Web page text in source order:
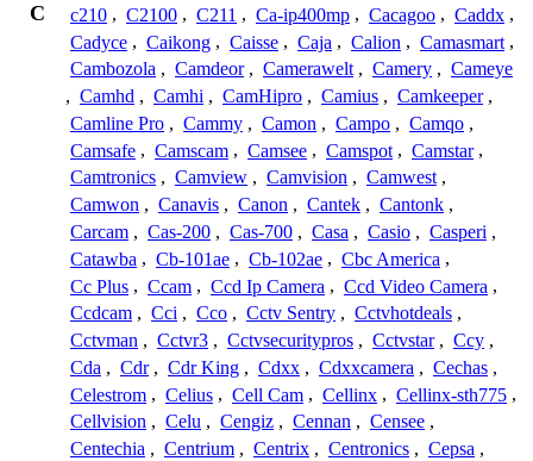
C c210 , C2100 , C211 , Ca-ip400mp , Cacagoo , Caddx ,
Cadyce , Caikong , Caisse , Caja , Calion , Camasmart ,
Cambozola , Camdeor , Camerawelt , Camery , Cameye
, Camhd , Camhi , CamHipro , Camius , Camkeeper ,
Camline Pro , Cammy , Camon , Campo , Camqo ,
Camsafe , Camscam , Camsee , Camspot , Camstar ,
Camtronics , Camview , Camvision , Camwest ,
Camwon , Canavis , Canon , Cantek , Cantonk ,
Carcam , Cas-200 , Cas-700 , Casa , Casio , Casperi ,
Catawba , Cb-101ae , Cb-102ae , Cbc America ,
Cc Plus , Ccam , Ccd Ip Camera , Ccd Video Camera ,
Ccdcam , Cci , Cco , Cctv Sentry , Cctvhotdeals ,
Cctvman , Cctvr3 , Cctvsecuritypros , Cctvstar , Ccy ,
Cda , Cdr , Cdr King , Cdxx , Cdxxcamera , Cechas ,
Celestrom , Celius , Cell Cam , Cellinx , Cellinx-sth775 ,
Cellvision , Celu , Cengiz , Cennan , Censee ,
Centechia , Centrium , Centrix , Centronics , Cepsa ,